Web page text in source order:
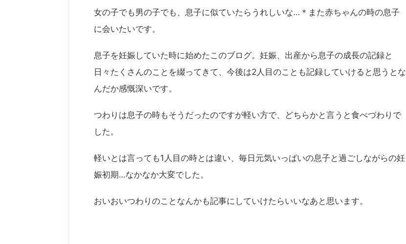
女の子でも男の子でも、息子に似ていたらうれしいな…＊また赤ちゃんの時の息子
に会いたいです。
息子を妊娠していた時に始めたこのブログ。妊娠、出産から息子の成長の記録と
日々たくさんのことを綴ってきて、今後は2人目のことも記録していけると思うとな
んだか感慨深いです。
つわりは息子の時もそうだったのですが軽い方で、どちらかと言うと食べづわりで
した。
軽いとは言っても1人目の時とは違い、毎日元気いっぱいの息子と過ごしながらの妊
娠初期…なかなか大変でした。
おいおいつわりのことなんかも記事にしていけたらいいなあと思います。